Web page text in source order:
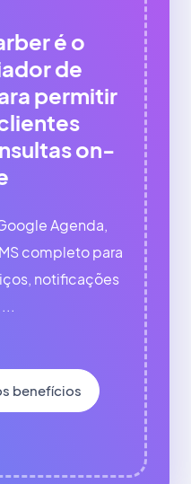
é o
de
permitir
on-
Agenda,
completo para
notificações
benefícios